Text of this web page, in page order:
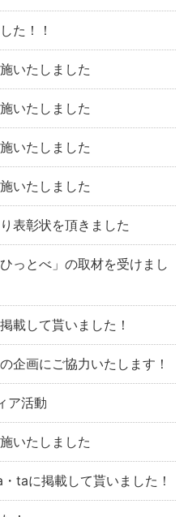
た！！
いたしました
いたしました
いたしました
いたしました
表彰状を頂きました
っとべ」の取材を受けまし
載して貰いました！
企画にご協力いたします！
ア活動
いたしました
taに掲載して貰いました！